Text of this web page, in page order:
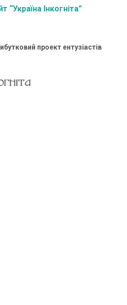
“Україна Інкогніта”
проект ентузіастів